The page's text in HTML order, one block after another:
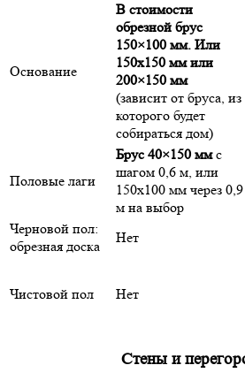
Основание
В стоимости
обрезной брус
150×100 мм. Или
150х150 мм или
200×150 мм
(зависит от бруса, из
которого будет
собираться дом)
Половые лаги
Брус 40×150 ммс
шагом 0,6 м, или
150х100 мм через 0,9
м на выбор
Черновой пол:
обрезная доска
Нет
Чистовой пол Нет
Стены и